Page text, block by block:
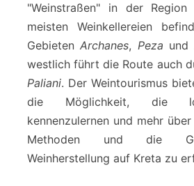
"Weinstraßen" in der Region
meisten Weinkellereien
GebietenArchanes, Peza und
westlich führt die Route auch
Paliani. Der Weintourismus
die Möglichkeit, die
kennenzulernen und mehr
Methoden und die
Weinherstellung auf Kreta zu